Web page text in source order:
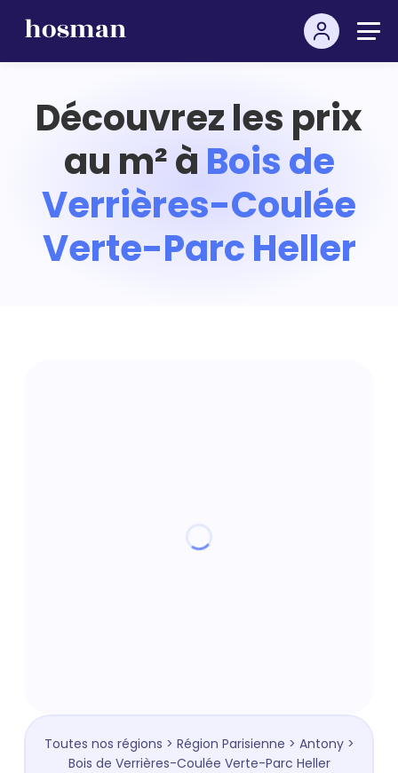
Découvrez les prix
au m² à Bois de
Verrières-Coulée
Verte-Parc Heller
Toutes nos régions > Région Parisienne > Antony>
Bois de Verrières-Coulée Verte-Parc Heller